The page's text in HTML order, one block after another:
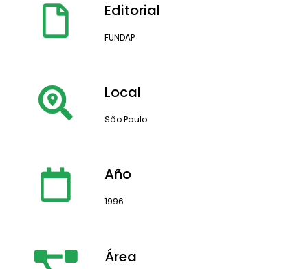
Editorial
FUNDAP
Local
São Paulo
Año
1996
Área